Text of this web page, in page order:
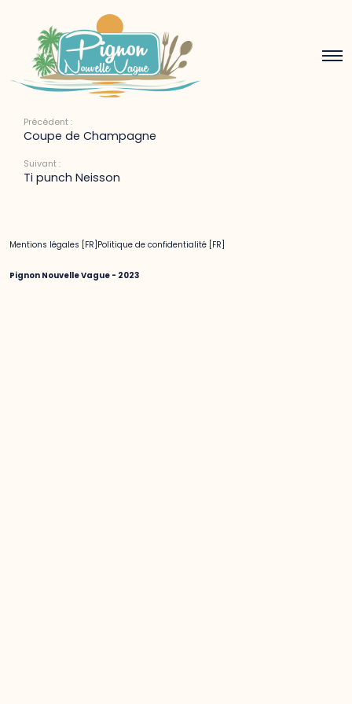
Ti punch
6 avril 2022
Précédent :
Coupe de Champagne
Suivant :
Ti punch Neisson
Mentions légales [FR] Politique de confidentialité [FR]
Pignon Nouvelle Vague - 2023